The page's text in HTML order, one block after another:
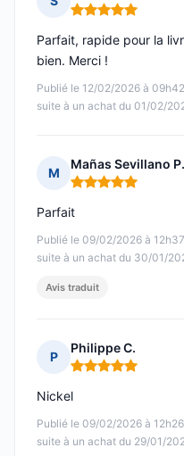
Note : 5 sur 5
Publié le 12/02/2026 à 09h42
suite à un achat du 01/02/
Parfait, rapide pour la
bien. Merci !
M
Mañas Sevillano P.
Note : 5 sur 5
Publié le 09/02/2026 à 12h37
suite à un achat du 30/01/
Parfait
Avis traduit
P
Philippe C.
Note : 5 sur 5
Publié le 09/02/2026 à 12h26
suite à un achat du 29/01/
Nickel